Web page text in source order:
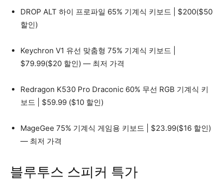
DROP ALT 하이 프로파일 65% 기계식 키보드 | $200($50
할인)
Keychron V1 유선 맞춤형 75% 기계식 키보드 |
$79.99($20 할인) — 최저 가격
Redragon K530 Pro Draconic 60% 무선 RGB 기계식 키
보드 | $59.99 ($10 할인)
MageGee 75% 기계식 게임용 키보드 | $23.99($16 할인)
— 최저 가격
블루투스 스피커 특가